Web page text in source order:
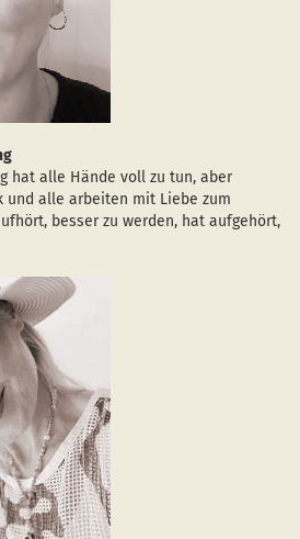
hat alle Hände voll zu tun, aber
alle arbeiten mit Liebe zum
besser zu werden, hat aufgehört,